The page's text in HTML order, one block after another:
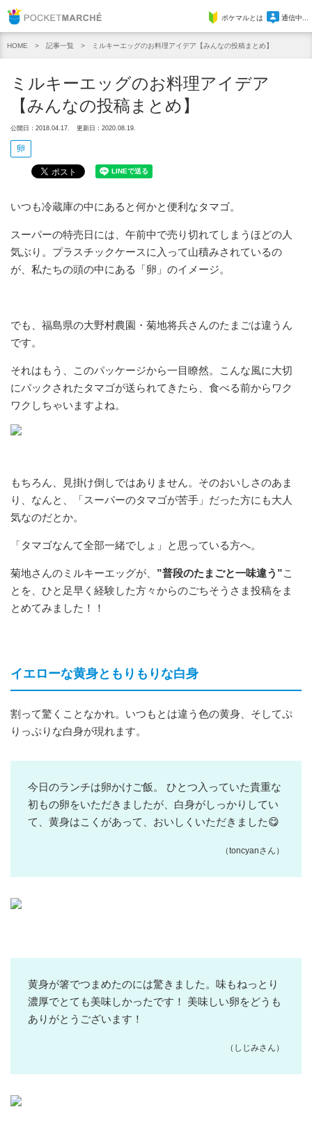
Pocket Marcheポケマルとは 通信中...
HOME 記事一覧 ミルキーエッグのお料理アイデア【みんなの投稿まとめ】
ミルキーエッグのお料理アイデア
【みんなの投稿まとめ】
公開日：2018.04.17. 更新日：2020.08.19.
卵
いつも冷蔵庫の中にあると何かと便利なタマゴ。
スーパーの特売日には、午前中で売り切れてしまうほどの人
気ぶり。プラスチックケースに入って山積みされているの
が、私たちの頭の中にある「卵」のイメージ。
でも、福島県の大野村農園・菊地将兵さんのたまごは違うん
です。
それはもう、このパッケージから一目瞭然。こんな風に大切
にパックされたタマゴが送られてきたら、食べる前からワク
ワクしちゃいますよね。
もちろん、見掛け倒しではありません。そのおいしさのあま
り、なんと、「スーパーのタマゴが苦手」だった方にも大人
気なのだとか。
「タマゴなんて全部一緒でしょ」と思っている方へ。
菊地さんのミルキーエッグが、 ”普段のたまごと一味違う”こ
とを、ひと足早く経験した方々からのごちそうさま投稿をま
とめてみました！！
イエローな黄身ともりもりな白身
割って驚くことなかれ。いつもとは違う色の黄身、そしてぷ
りっぷりな白身が現れます。
今日のランチは卵かけご飯。 ひとつ入っていた貴重な
初もの卵をいただきましたが、白身がしっかりしてい
て、黄身はこくがあって、おいしくいただきました😋
（toncyanさん）
黄身が箸でつまめたのには驚きました。味もねっとり
濃厚でとても美味しかったです！ 美味しい卵をどうも
ありがとうございます！
（しじみさん）